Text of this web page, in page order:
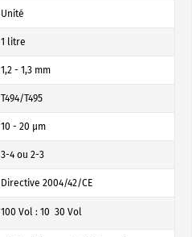
Unité
1 litre
1,2 - 1,3 mm
T494/T495
10 - 20 µm
3-4 ou 2-3
Directive 2004/42/CE
100 Vol : 10  30 Vol